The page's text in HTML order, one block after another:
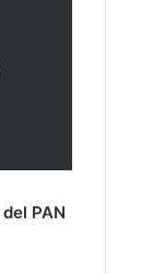
del PAN